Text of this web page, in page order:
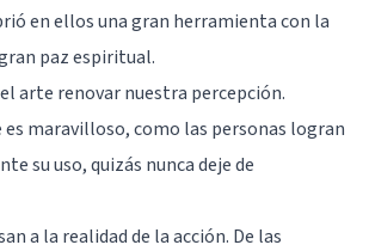
en ellos una gran herramienta con la
paz espiritual.
arte renovar nuestra percepción.
maravilloso, como las personas logran
su uso, quizás nunca deje de
a la realidad de la acción. De las